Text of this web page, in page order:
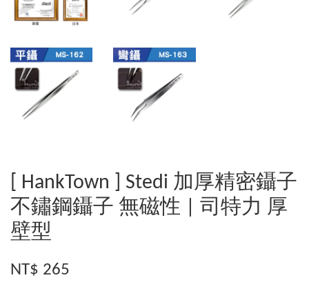
[ HankTown ] Stedi 加厚精密鑷子
不鏽鋼鑷子 無磁性 | 司特力 厚
壁型
NT$ 265